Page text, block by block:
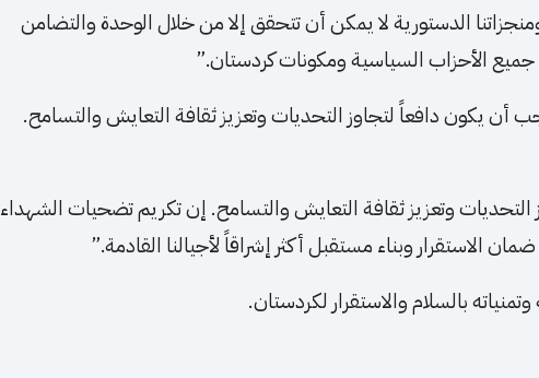
الدستورية لا يمكن أن تتحقق إلا من خلال الوحدة والتضامن
جميع الأحزاب السياسية ومكونات كردستان.”
يكون دافعاً لتجاوز التحديات وتعزيز ثقافة التعايش والتسامح.
التحديات وتعزيز ثقافة التعايش والتسامح. إن تكريم تضحيات الشهداء
الاستقرار وبناء مستقبل أكثر إشراقاً لأجيالنا القادمة.”
بالسلام والاستقرار لكردستان.